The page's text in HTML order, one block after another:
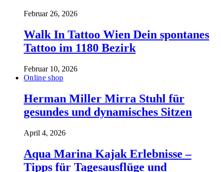
Februar 26, 2026
Walk In Tattoo Wien Dein spontanes
Tattoo im 1180 Bezirk
Februar 10, 2026
Online shop
Herman Miller Mirra Stuhl für
gesundes und dynamisches Sitzen
April 4, 2026
Aqua Marina Kajak Erlebnisse –
Tipps für Tagesausflüge und